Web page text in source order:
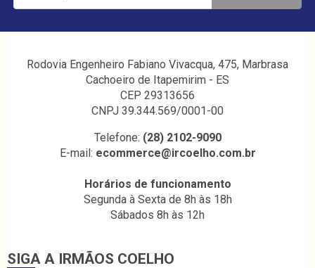
Rodovia Engenheiro Fabiano Vivacqua, 475, Marbrasa
Cachoeiro de Itapemirim - ES
CEP 29313656
CNPJ 39.344.569/0001-00
Telefone: (28) 2102-9090
E-mail: ecommerce@ircoelho.com.br
Horários de funcionamento
Segunda à Sexta de 8h às 18h
Sábados 8h às 12h
SIGA A IRMÃOS COELHO